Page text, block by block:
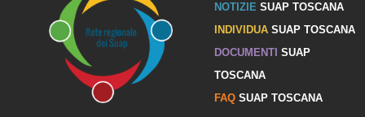
NOTIZIE SUAP TOSCANA
INDIVIDUASUAP TOSCANA
DOCUMENTI SUAP
TOSCANA
FAQSUAP TOSCANA